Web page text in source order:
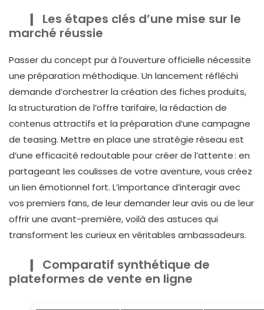
Les étapes clés d’une mise sur le
marché réussie
Passer du concept pur à l’ouverture officielle nécessite
une préparation méthodique. Un lancement réfléchi
demande d’orchestrer la création des fiches produits,
la structuration de l’offre tarifaire, la rédaction de
contenus attractifs et la préparation d’une campagne
de teasing. Mettre en place une stratégie réseau est
d’une efficacité redoutable pour créer de l’attente : en
partageant les coulisses de votre aventure, vous créez
un lien émotionnel fort. L’importance d’interagir avec
vos premiers fans, de leur demander leur avis ou de leur
offrir une avant-première, voilà des astuces qui
transforment les curieux en véritables ambassadeurs.
Comparatif synthétique de
plateformes de vente en ligne